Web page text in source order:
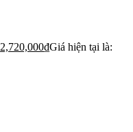
2,720,000₫Giá hiện tại là: